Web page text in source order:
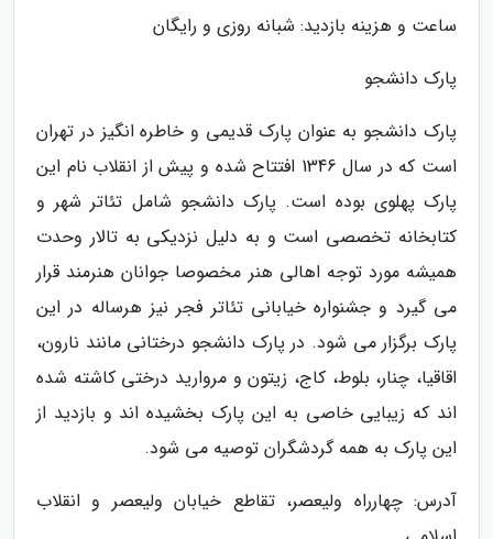
ساعت و هزینه بازدید: شبانه روزی و رایگان
پارک دانشجو
پارک دانشجو به عنوان پارک قدیمی و خاطره انگیز در تهران
است که در سال 1346 افتتاح شده و پیش از انقلاب نام این
پارک پهلوی بوده است. پارک دانشجو شامل تئاتر شهر و
کتابخانه تخصصی است و به دلیل نزدیکی به تالار وحدت
همیشه مورد توجه اهالی هنر مخصوصا جوانان هنرمند قرار
می گیرد و جشنواره خیابانی تئاتر فجر نیز هرساله در این
پارک برگزار می شود. در پارک دانشجو درختانی مانند نارون،
اقاقیا، چنار، بلوط، کاج، زیتون و مروارید درختی کاشته شده
اند که زیبایی خاصی به این پارک بخشیده اند و بازدید از
این پارک به همه گردشگران توصیه می شود.
آدرس: چهارراه ولیعصر، تقاطع خیابان ولیعصر و انقلاب